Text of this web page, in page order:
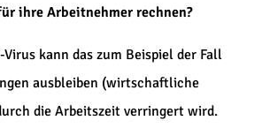
ihre Arbeitnehmer rechnen?
Virus kann das zum Beispiel der Fall
ausbleiben (wirtschaftliche
die Arbeitszeit verringert wird.